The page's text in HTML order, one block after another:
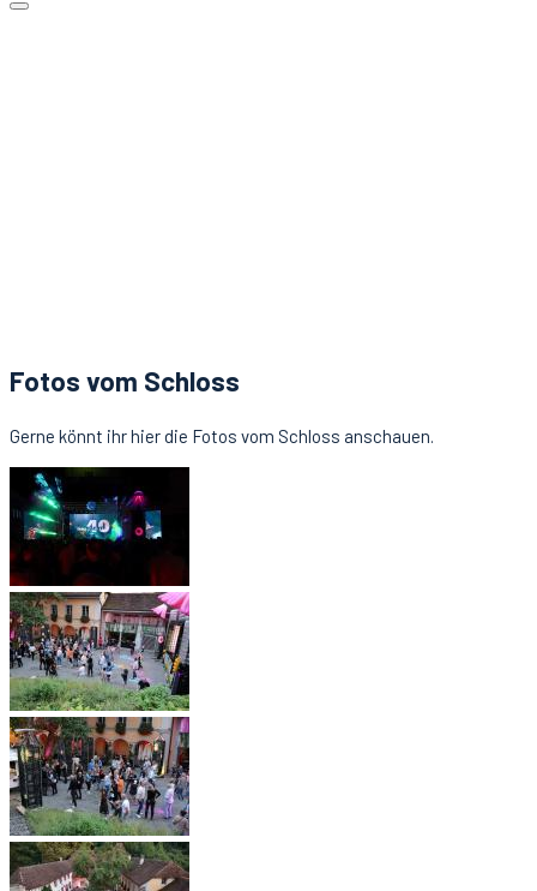
Fotos vom Schloss
Gerne könnt ihr hier die Fotos vom Schloss anschauen.